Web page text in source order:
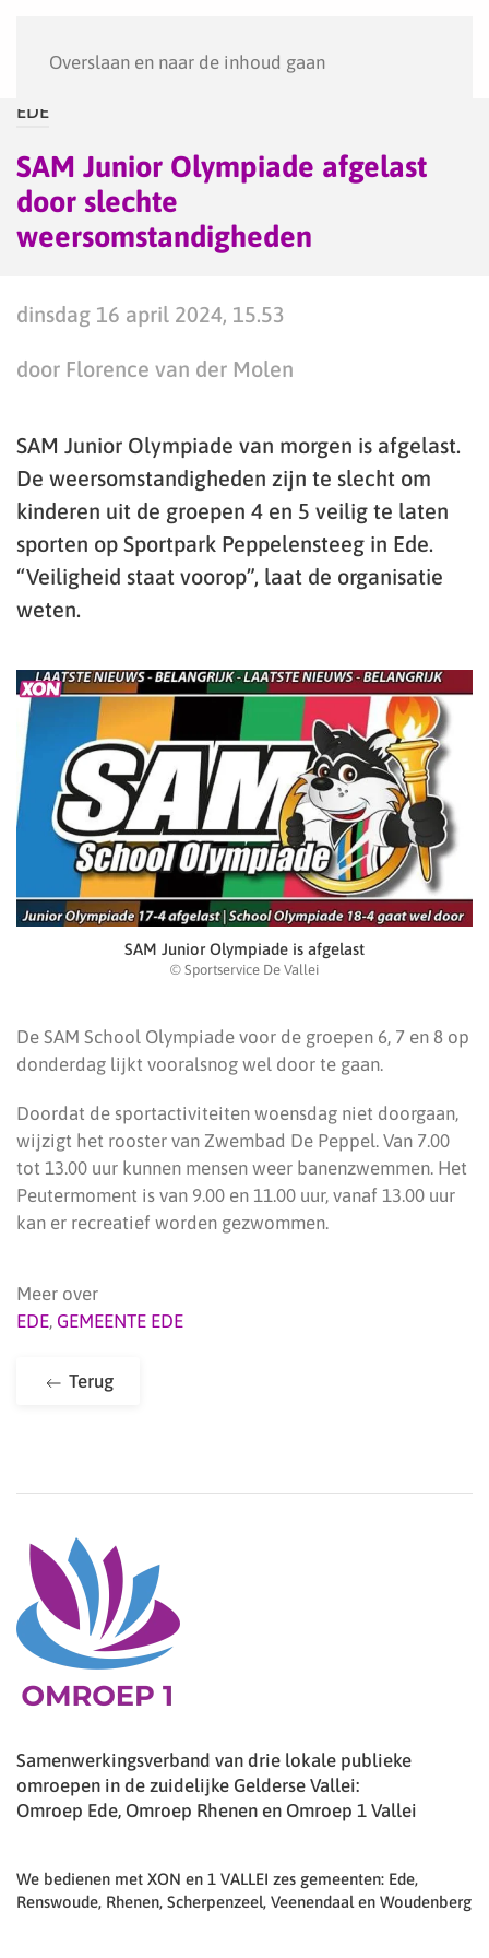
Overslaan en naar de inhoud gaan
EDE
SAM Junior Olympiade afgelast
door slechte
weersomstandigheden
dinsdag 16 april 2024, 15.53
door Florence van der Molen
SAM Junior Olympiade van morgen is afgelast.
De weersomstandigheden zijn te slecht om
kinderen uit de groepen 4 en 5 veilig te laten
sporten op Sportpark Peppelensteeg in Ede.
“Veiligheid staat voorop”, laat de organisatie
weten.
SAM Junior Olympiade is afgelast
© Sportservice De Vallei
De SAM School Olympiade voor de groepen 6, 7 en 8 op
donderdag lijkt vooralsnog wel door te gaan.
Doordat de sportactiviteiten woensdag niet doorgaan,
wijzigt het rooster van Zwembad De Peppel. Van 7.00
tot 13.00 uur kunnen mensen weer banenzwemmen. Het
Peutermoment is van 9.00 en 11.00 uur, vanaf 13.00 uur
kan er recreatief worden gezwommen.
Meer over
EDE, GEMEENTE EDE
Terug
Samenwerkingsverband van drie lokale publieke
omroepen in de zuidelijke Gelderse Vallei:
Omroep Ede, Omroep Rhenen en Omroep 1 Vallei
We bedienen met XON en 1 VALLEI zes gemeenten: Ede,
Renswoude, Rhenen, Scherpenzeel, Veenendaal en Woudenberg